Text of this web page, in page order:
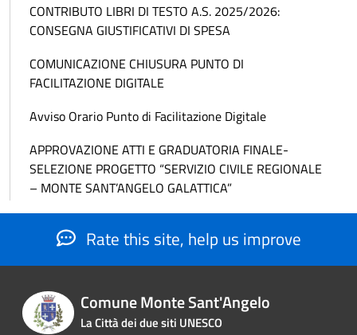
CONTRIBUTO LIBRI DI TESTO A.S. 2025/2026:
CONSEGNA GIUSTIFICATIVI DI SPESA
COMUNICAZIONE CHIUSURA PUNTO DI
FACILITAZIONE DIGITALE
Avviso Orario Punto di Facilitazione Digitale
APPROVAZIONE ATTI E GRADUATORIA FINALE-
SELEZIONE PROGETTO “SERVIZIO CIVILE REGIONALE
– MONTE SANT’ANGELO GALATTICA”
Rate this site, help us improve
Comune Monte Sant'Angelo
La Città dei due siti UNESCO